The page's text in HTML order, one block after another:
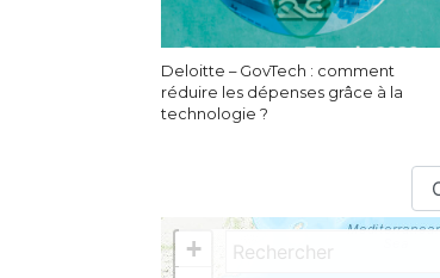
Deloitte – GovTech : comment
réduire les dépenses grâce à la
technologie ?